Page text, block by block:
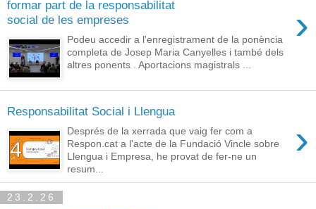
formar part de la responsabilitat
social de les empreses
›
Podeu accedir a l'enregistrament de la ponència
completa de Josep Maria Canyelles i també dels
altres ponents . Aportacions magistrals ...
Responsabilitat Social i Llengua
›
Després de la xerrada que vaig fer com a
Respon.cat a l'acte de la Fundació Vincle sobre
Llengua i Empresa, he provat de fer-ne un
resum...
23.2.26